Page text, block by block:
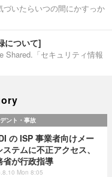
いたらいつの間にかすっか
について]
Shared.「セキュリティ情報
ント・事故
の ISP 事業者向けメー
ステムに不正アクセス、
省が行政指導
Mon 8:05